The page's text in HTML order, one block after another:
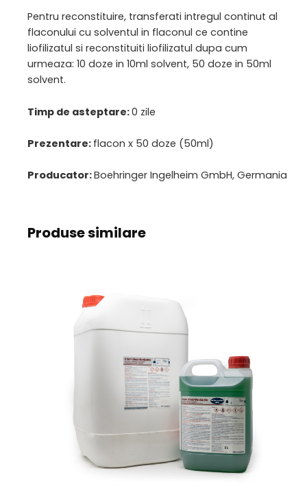
Pentru reconstituire, transferati intregul continut al
flaconului cu solventul in flaconul ce contine
liofilizatul si reconstituiti liofilizatul dupa cum
urmeaza: 10 doze in 10ml solvent, 50 doze in 50ml
solvent.
Timp de asteptare:0 zile
Prezentare: flacon x 50 doze (50ml)
Producator:Boehringer Ingelheim GmbH, Germania
Produse similare